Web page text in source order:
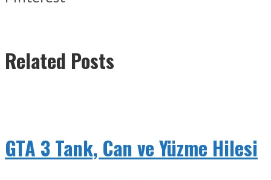
Related Posts
GTA 3 Tank, Can ve Yüzme Hilesi